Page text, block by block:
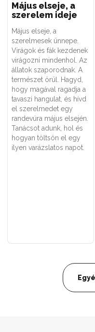
Május elseje, a
szerelem ideje
Május elseje, a
szerelmesek ünnepe.
Virágok és fák kezdenek
virágozni mindenhol. Az
állatok szaporodnak. A
természet örül. Hagyd,
hogy magával ragadja a
tavaszi hangulat, és hívd
el szerelmedet egy
randevúra május elsején.
Tanácsot adunk, hol és
hogyan töltsön el egy
ilyen varázslatos napot.